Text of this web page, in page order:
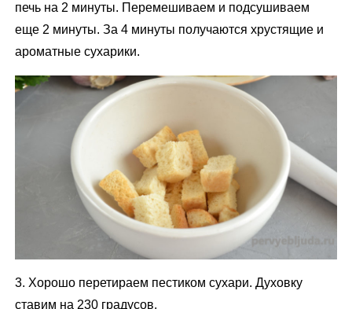
печь на 2 минуты. Перемешиваем и подсушиваем
еще 2 минуты. За 4 минуты получаются хрустящие и
ароматные сухарики.
3. Хорошо перетираем пестиком сухари. Духовку
ставим на 230 градусов.